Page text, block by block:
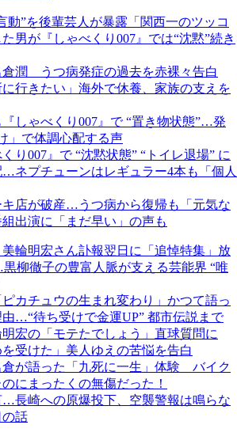
動”を後輩芸人が暴露「関西一のツッコ
男が『しゃべくり007』では“沈黙”続き
倉潤 うつ病発症の過去を赤裸々告白
に行きたい」海外で休養、家族の支えを
しゃべくり007』で “置き物状態”…発
」で体調心配する声
り007』で “沈黙状態” “トイレ退場” に
ネプチューンはレギュラー4本も「個人
店が破産…うつ病から復帰も「元気な
出演に「まだ早い」の声も
美輪明宏さん訃報翌日に「追悼特集」放
柳徹子の豊富人脈が支える芸能界 “唯
カチュウの生まれ変わり」かつて語っ
…“待ち受けで金運UP” 都市伝説まで
宏の「モテたでしょう」直球質問に
を受けた」美人ゆえの苦悩を告白
倉が語った「九死に一生」体験 バイク
にまったくの無傷だった！
…長崎への原爆投下、空襲警報は鳴らな
の話